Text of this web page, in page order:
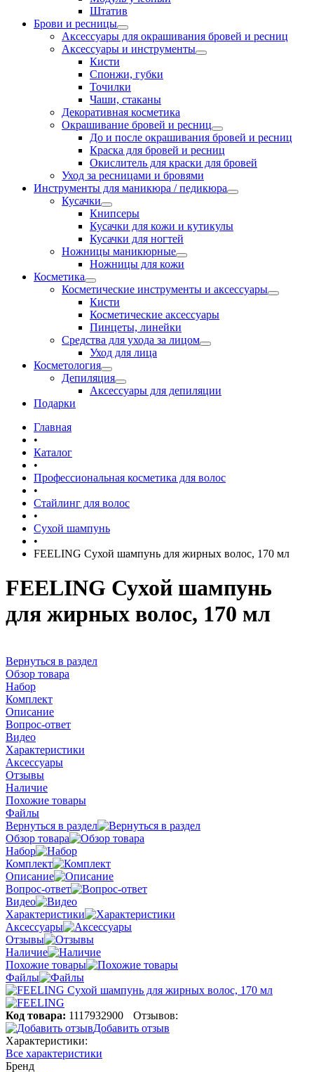
Штатив
Брови и ресницы
Аксессуары для окрашивания бровей и ресниц
Аксессуары и инструменты
Кисти
Спонжи, губки
Точилки
Чаши, стаканы
Декоративная косметика
Окрашивание бровей и ресниц
До и после окрашивания бровей и ресниц
Краска для бровей и ресниц
Окислитель для краски для бровей
Уход за ресницами и бровями
Инструменты для маникюра / педикюра
Кусачки
Книпсеры
Кусачки для кожи и кутикулы
Кусачки для ногтей
Ножницы маникюрные
Ножницы для кожи
Косметика
Косметические инструменты и аксессуары
Кисти
Косметические аксессуары
Пинцеты, линейки
Средства для ухода за лицом
Уход для лица
Косметология
Депиляция
Аксессуары для депиляции
Подарки
Главная
•
Каталог
•
Профессиональная косметика для волос
•
Стайлинг для волос
•
Сухой шампунь
•
FEELING Сухой шампунь для жирных волос, 170 мл
FEELING Сухой шампунь
для жирных волос, 170 мл
Вернуться в раздел
Обзор товара
Набор
Комплект
Описание
Вопрос-ответ
Видео
Характеристики
Аксессуары
Отзывы
Наличие
Похожие товары
Файлы
Вернуться в раздел
Обзор товара
Набор
Комплект
Описание
Вопрос-ответ
Видео
Характеристики
Аксессуары
Отзывы
Наличие
Похожие товары
Файлы
Код товара: 1117932900
Отзывов:
Добавить отзыв
Характеристики:
Все характеристики
Бренд